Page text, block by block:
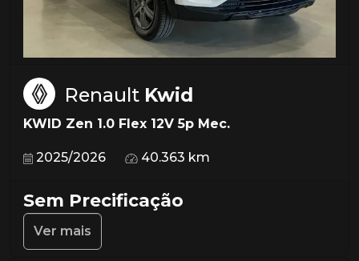
Renault Kwid
KWID Zen 1.0 Flex 12V 5p Mec.
2025/2026 40.363 km
Sem Precificação
Ver mais